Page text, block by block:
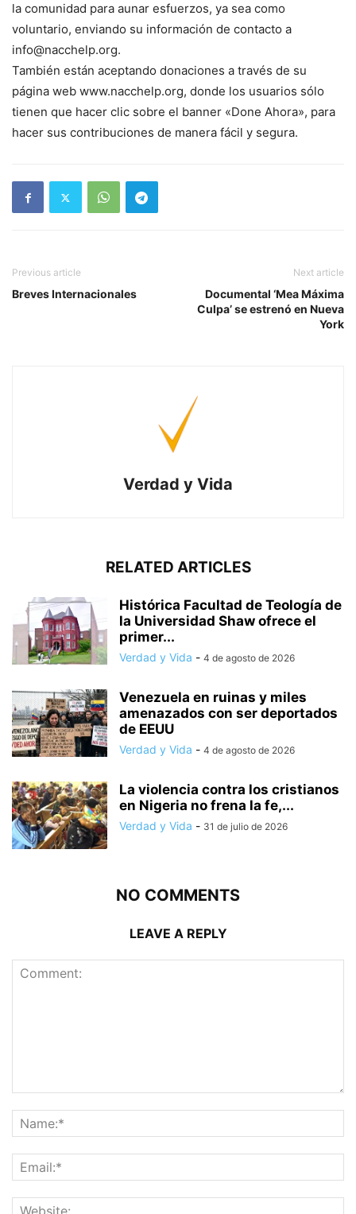
la comunidad para aunar esfuerzos, ya sea como
voluntario, enviando su información de contacto a
info@nacchelp.org.
También están aceptando donaciones a través de su
página web www.nacchelp.org, donde los usuarios sólo
tienen que hacer clic sobre el banner «Done Ahora», para
hacer sus contribuciones de manera fácil y segura.
Previous article
Breves Internacionales
Next article
Documental ‘Mea Máxima
Culpa’ se estrenó en Nueva
York
Verdad y Vida
RELATED ARTICLES
Histórica Facultad de Teología de
la Universidad Shaw ofrece el
primer...
Verdad y Vida - 4 de agosto de 2026
Venezuela en ruinas y miles
amenazados con ser deportados
de EEUU
Verdad y Vida - 4 de agosto de 2026
La violencia contra los cristianos
en Nigeria no frena la fe,...
Verdad y Vida - 31 de julio de 2026
NO COMMENTS
LEAVE A REPLY